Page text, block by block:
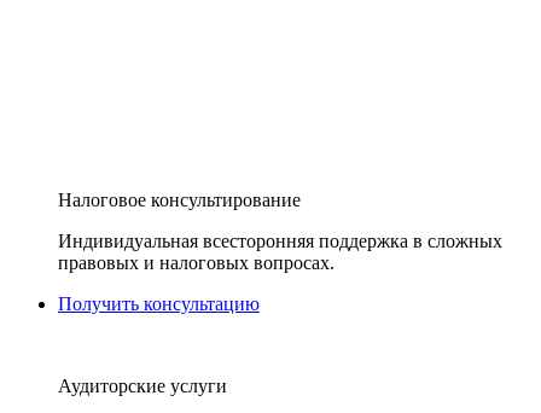
Налоговое консультирование
Индивидуальная всесторонняя поддержка в сложных
правовых и налоговых вопросах.
Получить консультацию
Аудиторские услуги